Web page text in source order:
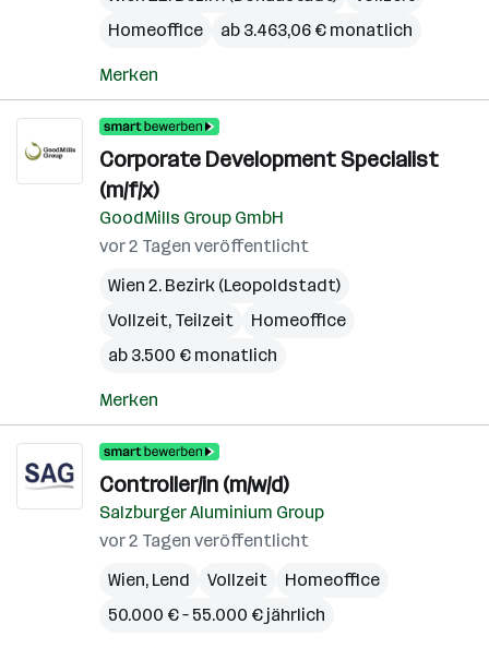
Homeoffice
ab 3.463,06 € monatlich
Merken
Corporate Development Specialist
(m/f/x)
GoodMills Group GmbH
vor 2 Tagen veröffentlicht
Wien 2. Bezirk (Leopoldstadt)
Vollzeit, Teilzeit
Homeoffice
ab 3.500 € monatlich
Merken
Controller/in (m/w/d)
Salzburger Aluminium Group
vor 2 Tagen veröffentlicht
Wien, Lend Vollzeit
Homeoffice
50.000 € – 55.000 € jährlich